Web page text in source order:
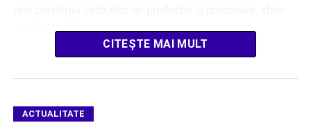
CITEȘTE MAI MULT
ACTUALITATE